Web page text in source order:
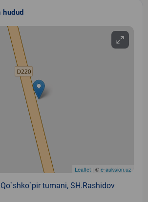
Leaflet | ©e-auksion.uz
tumani, SH.Rashidov